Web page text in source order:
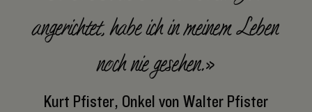
angerichtet, habe ich in meinem Leben
noch nie gesehen.»
Kurt Pfister, Onkel von Walter Pfister